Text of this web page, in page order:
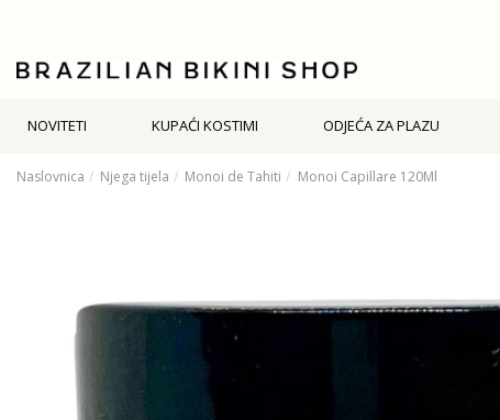
NOVITETI KUPAĆI KOSTIMI ODJEĆA ZA PLAZU
Naslovnica Njega tijela Monoi de Tahiti Monoi Capillare 120Ml